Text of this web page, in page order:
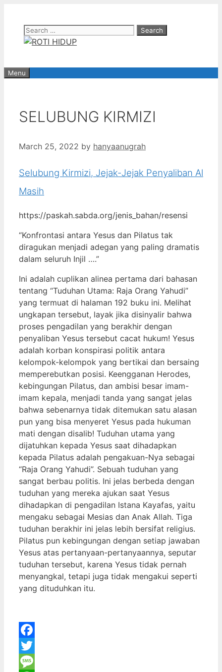
contentSearch
for:
Menu
SELUBUNG KIRMIZI
March 25, 2022 by hanyaanugrah
Selubung Kirmizi, Jejak-Jejak Penyaliban Al
Masih
https://paskah.sabda.org/jenis_bahan/resensi
“Konfrontasi antara Yesus dan Pilatus tak
diragukan menjadi adegan yang paling dramatis
dalam seluruh Injil ….”
Ini adalah cuplikan alinea pertama dari bahasan
tentang “Tuduhan Utama: Raja Orang Yahudi”
yang termuat di halaman 192 buku ini. Melihat
ungkapan tersebut, layak jika disinyalir bahwa
proses pengadilan yang berakhir dengan
penyaliban Yesus tersebut cacat hukum! Yesus
adalah korban konspirasi politik antara
kelompok-kelompok yang bertikai dan bersaing
memperebutkan posisi. Keengganan Herodes,
kebingungan Pilatus, dan ambisi besar imam-
imam kepala, menjadi tanda yang sangat jelas
bahwa sebenarnya tidak ditemukan satu alasan
pun yang bisa menyeret Yesus pada hukuman
mati dengan disalib! Tuduhan utama yang
dijatuhkan kepada Yesus saat dihadapkan
kepada Pilatus adalah pengakuan-Nya sebagai
“Raja Orang Yahudi”. Sebuah tuduhan yang
sangat berbau politis. Ini jelas berbeda dengan
tuduhan yang mereka ajukan saat Yesus
dihadapkan di pengadilan Istana Kayafas, yaitu
mengaku sebagai Mesias dan Anak Allah. Tiga
tuduhan berakhir ini jelas lebih bersifat religius.
Pilatus pun kebingungan dengan setiap jawaban
Yesus atas pertanyaan-pertanyaannya, seputar
tuduhan tersebut, karena Yesus tidak pernah
menyangkal, tetapi juga tidak mengakui seperti
yang dituduhkan itu.
Facebook
Twitter